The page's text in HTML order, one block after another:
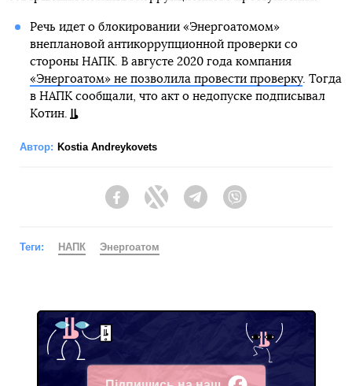
Речь идет о блокировании «Энергоатомом»
внеплановой антикоррупционной проверки со
стороны НАПК. В августе 2020 года компания
«Энергоатом» не позволила провести проверку. Тогда
в НАПК сообщали, что акт о недопуске подписывал
Котин.
Автор: Kostia Andreykovets
FacebookTwitter Telegram
Теги: НАПК Энергоатом